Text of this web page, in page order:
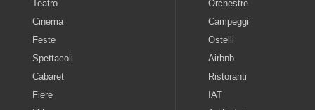
Teatro
Cinema
Feste
Spettacoli
Cabaret
Fiere
Orchestre
Campeggi
Ostelli
Airbnb
Ristoranti
IAT